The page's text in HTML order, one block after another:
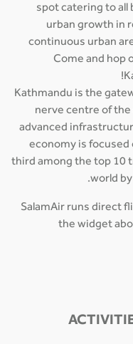
spot catering to
urban growth
continuous urban
Come and
Kathmandu is the
nerve centre of
advanced
economy is
third among the top
world
SalamAir runs
the widget